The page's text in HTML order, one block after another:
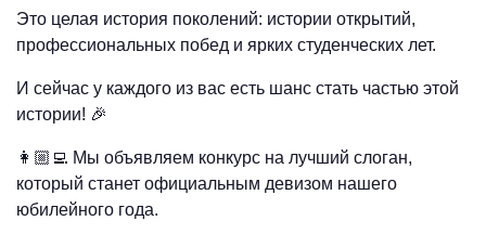
Это целая история поколений: истории открытий,
профессиональных побед и ярких студенческих лет.
И сейчас у каждого из вас есть шанс стать частью этой
истории! 🎉
👩🏼‍💻 Мы объявляем конкурс на лучший слоган,
который станет официальным девизом нашего
юбилейного года.